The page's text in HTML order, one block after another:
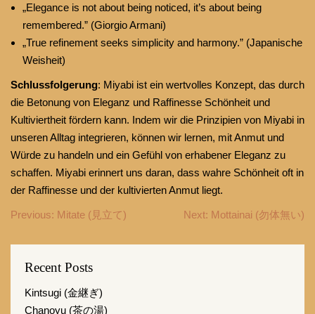
„Elegance is not about being noticed, it’s about being
remembered.” (Giorgio Armani)
„True refinement seeks simplicity and harmony.” (Japanische
Weisheit)
Schlussfolgerung: Miyabi ist ein wertvolles Konzept, das durch
die Betonung von Eleganz und Raffinesse Schönheit und
Kultiviertheit fördern kann. Indem wir die Prinzipien von Miyabi in
unseren Alltag integrieren, können wir lernen, mit Anmut und
Würde zu handeln und ein Gefühl von erhabener Eleganz zu
schaffen. Miyabi erinnert uns daran, dass wahre Schönheit oft in
der Raffinesse und der kultivierten Anmut liegt.
Beitragsnavigation
Previous: Mitate (見立て) Next: Mottainai (勿体無い)
Recent Posts
Kintsugi (金継ぎ)
Chanoyu (茶の湯)